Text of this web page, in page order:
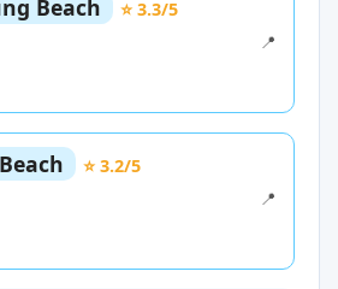
Beach
⭐ 3.3/5
📍
⭐ 3.2/5
📍